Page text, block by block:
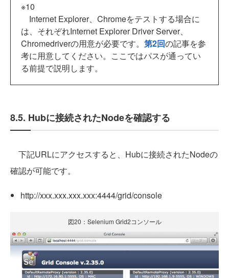
※10
Internet Explorer、Chromeをテストする場合に
は、それぞれInternet Explorer Driver Server、
Chromedriverの用意が必要です。 第2回の記事を参
考に用意してください。ここではパスが通ってい
る前提で説明します。
8.5. Hubに接続されたNodeを確認する
下記URLにアクセスすると、Hubに接続されたNodeの
確認が可能です。
http://xxx.xxx.xxx.xxx:4444/grid/console
図20：Selenium Grid2コンソール